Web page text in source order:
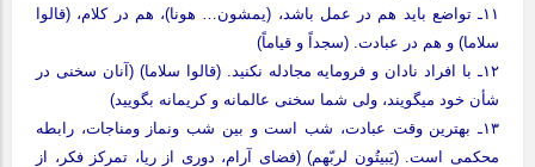
۱۱ـ تواضع باید هم در عمل باشد، (یمشون… هونا)، هم در کلام، (قالوا
سلاما) و هم در عبادت. (سجداً و قیاماً)
۱۲ـ با افراد نادان و فرومایه مجادله نکنید. (قالوا سلاما) (آنان سخنی در
شأن خود می‏گویند، ولی شما سخنی عالمانه و کریمانه بگویید)
۱۳ـ بهترین وقت عبادت، شب است و بین شب ونماز ومناجات، رابطه
محکمی است. (یَبیتُون لربّهم) (فضای آرام، دوری از ریا، تمرکز فکر، از